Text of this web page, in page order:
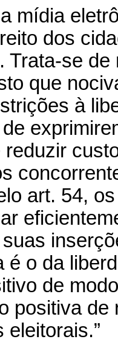
mídia
dos
Trata-se
que
à
reduzir
art. 54,
é o da
de
positiva
eleitorais.”